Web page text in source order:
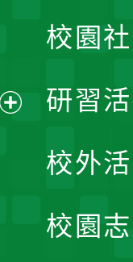
校園
研習
校外
校園